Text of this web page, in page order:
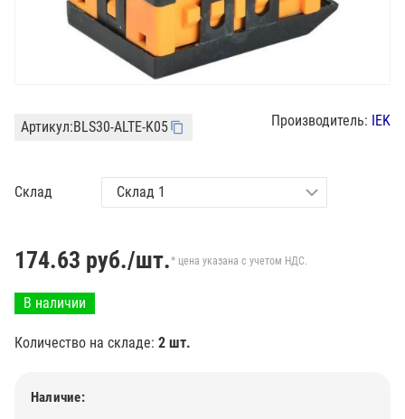
Артикул:BLS30-ALTE-K05 Производитель: IEK
Склад
174.63 руб./шт.* цена указана с учетом НДС.
В наличии
Количество на складе: 2 шт.
Наличие: